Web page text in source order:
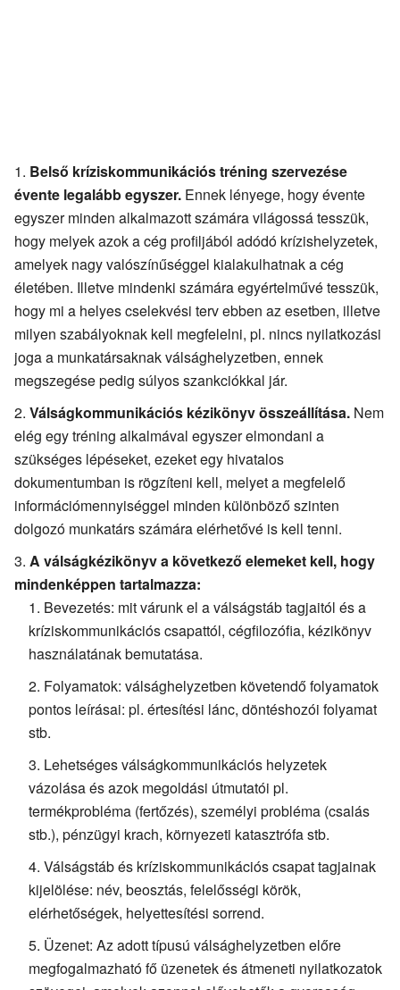
Belső kríziskommunikációs tréning szervezése
évente legalább egyszer. Ennek lényege, hogy évente
egyszer minden alkalmazott számára világossá tesszük,
hogy melyek azok a cég profiljából adódó krízishelyzetek,
amelyek nagy valószínűséggel kialakulhatnak a cég
életében. Illetve mindenki számára egyértelművé tesszük,
hogy mi a helyes cselekvési terv ebben az esetben, illetve
milyen szabályoknak kell megfelelni, pl. nincs nyilatkozási
joga a munkatársaknak válsághelyzetben, ennek
megszegése pedig súlyos szankciókkal jár.
Válságkommunikációs kézikönyv összeállítása. Nem
elég egy tréning alkalmával egyszer elmondani a
szükséges lépéseket, ezeket egy hivatalos
dokumentumban is rögzíteni kell, melyet a megfelelő
információmennyiséggel minden különböző szinten
dolgozó munkatárs számára elérhetővé is kell tenni.
A válságkézikönyv a következő elemeket kell, hogy
mindenképpen tartalmazza:
Bevezetés: mit várunk el a válságstáb tagjaitól és a
kríziskommunikációs csapattól, cégfilozófia, kézikönyv
használatának bemutatása.
Folyamatok: válsághelyzetben követendő folyamatok
pontos leírásai: pl. értesítési lánc, döntéshozói folyamat
stb.
Lehetséges válságkommunikációs helyzetek
vázolása és azok megoldási útmutatói pl.
termékprobléma (fertőzés), személyi probléma (csalás
stb.), pénzügyi krach, környezeti katasztrófa stb.
Válságstáb és kríziskommunikációs csapat tagjainak
kijelölése: név, beosztás, felelősségi körök,
elérhetőségek, helyettesítési sorrend.
Üzenet: Az adott típusú válsághelyzetben előre
megfogalmazható fő üzenetek és átmeneti nyilatkozatok